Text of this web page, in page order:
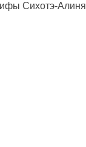
Сихотэ-Алиня